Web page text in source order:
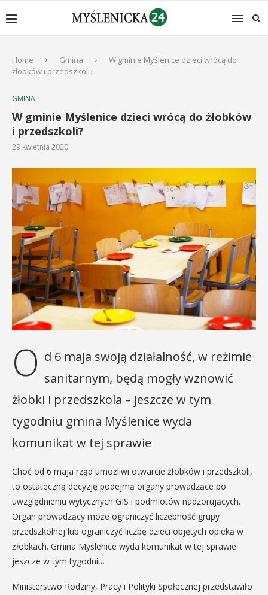
Home Gmina
W gminie Myślenice dzieci wrócą do
żłobków i przedszkoli?
GMINA
W gminie Myślenice dzieci wrócą do żłobków
i przedszkoli?
29 kwietnia 2020
O d 6 maja swoją działalność, w reżimie
sanitarnym, będą mogły wznowić
żłobki i przedszkola – jeszcze w tym
tygodniu gmina Myślenice wyda
komunikat w tej sprawie
Choć od 6 maja rząd umożliwi otwarcie żłobków i przedszkoli,
to ostateczną decyzję podejmą organy prowadzące po
uwzględnieniu wytycznych GIS i podmiotów nadzorujących.
Organ prowadzący może ograniczyć liczebność grupy
przedszkolnej lub ograniczyć liczbę dzieci objętych opieką w
żłobkach. Gmina Myślenice wyda komunikat w tej sprawie
jeszcze w tym tygodniu.
Ministerstwo Rodziny, Pracy i Polityki Społecznej przedstawiło